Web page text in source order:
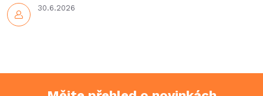
s
30.6.2026